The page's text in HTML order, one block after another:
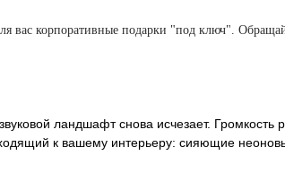
вас корпоративные подарки "под ключ".
ландшафт снова исчезает. Громкость
к вашему интерьеру: сияющие